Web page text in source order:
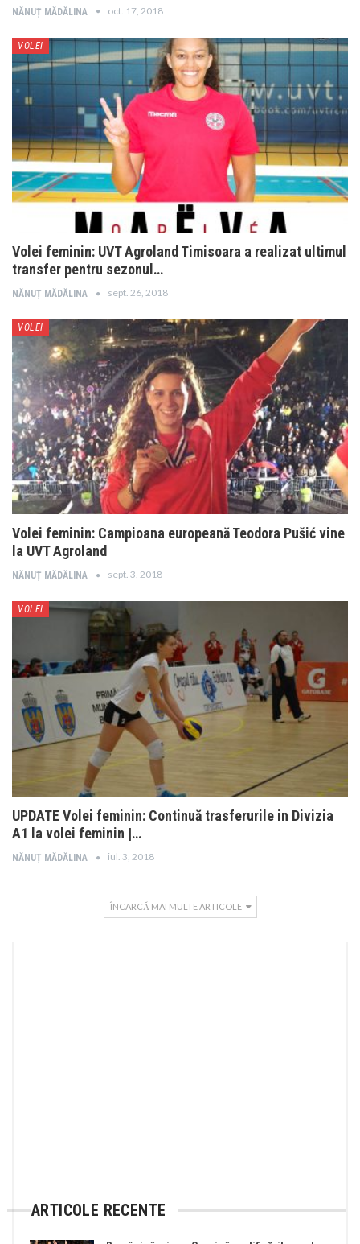
NĂNUȚ MĂDĂLINA oct. 17, 2018
VOLEI
Volei feminin: UVT Agroland Timisoara a realizat ultimul
transfer pentru sezonul…
NĂNUȚ MĂDĂLINA sept. 26, 2018
VOLEI
Volei feminin: Campioana europeană Teodora Pušić vine
la UVT Agroland
NĂNUȚ MĂDĂLINA sept. 3, 2018
VOLEI
UPDATE Volei feminin: Continuă trasferurile in Divizia
A1 la volei feminin |…
NĂNUȚ MĂDĂLINA iul. 3, 2018
ÎNCARCĂ MAI MULTE ARTICOLE
ARTICOLE RECENTE